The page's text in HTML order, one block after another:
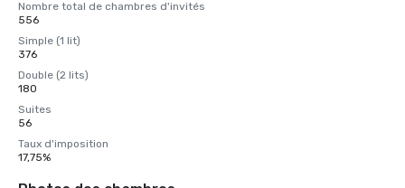
Nombre total de chambres d'invités
556
Simple (1 lit)
376
Double (2 lits)
180
Suites
56
Taux d'imposition
17,75%